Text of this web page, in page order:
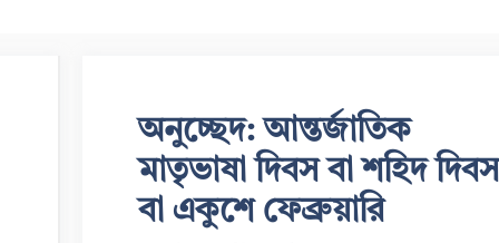
অনুচ্ছেদ: আন্তর্জাতিক
মাতৃভাষা দিবস বা শহিদ দিবস
বা একুশে ফেব্রুয়ারি